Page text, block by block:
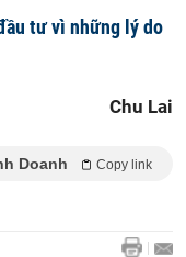
tư vì những lý do
Chu Lai
Doanh Copy link